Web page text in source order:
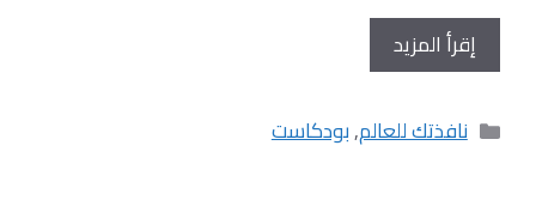
إقرأ المزيد
التصنيفات
نافذتك للعالم,بودكاست